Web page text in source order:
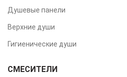
Душевые панели
Верхние души
Гигиенические души
СМЕСИТЕЛИ